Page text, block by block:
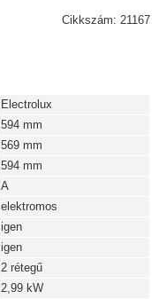
Cikkszám: 21167
Electrolux
594 mm
569 mm
594 mm
A
elektromos
igen
igen
2 rétegű
2,99 kW